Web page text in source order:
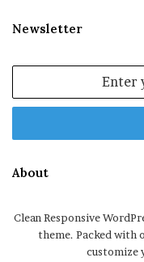
Newsletter
Email
About
Clean Responsive
theme. Packed with
customize